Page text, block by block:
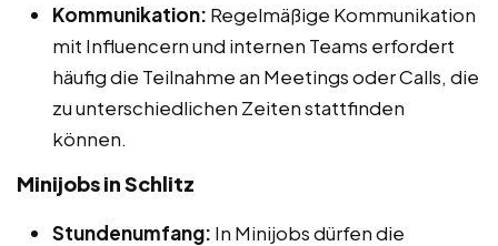
Kommunikation: Regelmäßige Kommunikation
mit Influencern und internen Teams erfordert
häufig die Teilnahme an Meetings oder Calls, die
zu unterschiedlichen Zeiten stattfinden
können.
Minijobs in Schlitz
Stundenumfang: In Minijobs dürfen die